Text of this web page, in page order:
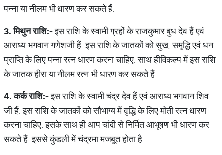
पन्ना या नीलम भी धारण कर सकते हैं.
3.मिथुनराशि:-इस राशि के स्वामी ग्रहों के राजकुमार बुध देव हैं एवं
आराध्य भगवान गणेशजी हैं. इस राशि के जातकों को सुख, समृद्धि एवं धन
प्राप्ति के लिए पन्ना रत्न धारण करना चाहिए. साथ हीविकल्प में इस राशि
के जातक हीरा या नीलम रत्न भी धारण कर सकते हैं.
4.कर्कराशि:-इस राशि के स्वामी चंद्र देव हैं एवं आराध्य भगवान शिव
जी हैं. इस राशि के जातकों को सौभाग्य में वृद्धि के लिए मोती रत्न धारण
करना चाहिए. इसके साथ ही आप चांदी से निर्मित आभूषण भी धारण कर
सकते हैं. इससे कुंडली में चंद्रमा मजबूत होता है.